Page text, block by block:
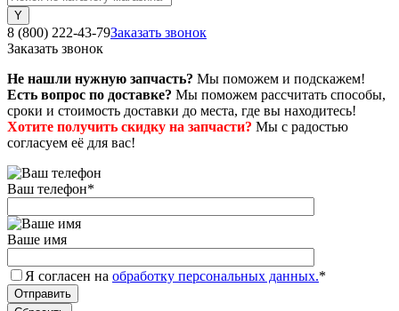
8 (800) 222-43-79Заказать звонок
Заказать звонок
Не нашли нужную запчасть? Мы поможем и подскажем!
Есть вопрос по доставке? Мы поможем рассчитать способы,
сроки и стоимость доставки до места, где вы находитесь!
Хотите получить скидку на запчасти? Мы с радостью
согласуем её для вас!
Ваш телефон*
Ваше имя
Я согласен на обработку персональных данных.*